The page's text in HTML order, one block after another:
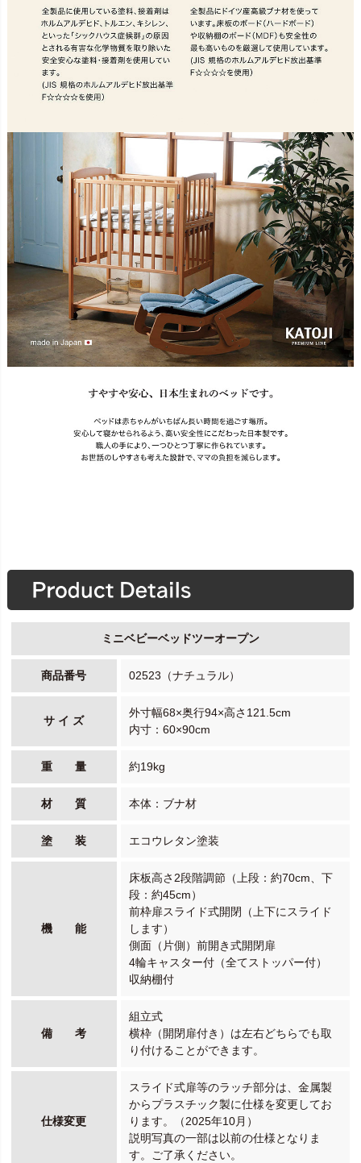
ミニベビーベッドツーオープン
商品番号 02523（ナチュラル）
サ イ ズ
外寸幅68×奥行94×高さ121.5cm
内寸：60×90cm
重 量 約19kg
材 質 本体：ブナ材
塗 装 エコウレタン塗装
機 能
床板高さ2段階調節（上段：約70cm、下
段：約45cm）
前枠扉スライド式開閉（上下にスライド
します）
側面（片側）前開き式開閉扉
4輪キャスター付（全てストッパー付）
収納棚付
備 考
組立式
横枠（開閉扉付き）は左右どちらでも取
り付けることができます。
仕様変更
スライド式扉等のラッチ部分は、金属製
からプラスチック製に仕様を変更してお
ります。（2025年10月）
説明写真の一部は以前の仕様となりま
す。ご了承ください。